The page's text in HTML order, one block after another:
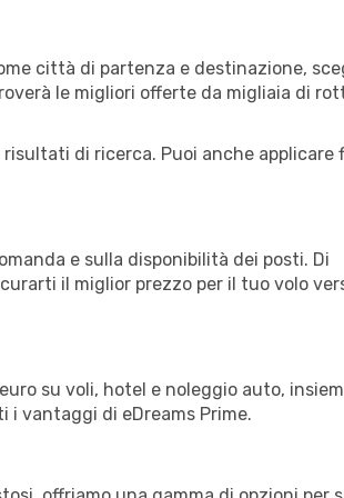
città di partenza e destinazione,
le migliori offerte da migliaia di
di ricerca. Puoi anche applicare
e sulla disponibilità dei posti. Di
il miglior prezzo per il tuo volo
su voli, hotel e noleggio auto,
vantaggi di eDreams Prime.